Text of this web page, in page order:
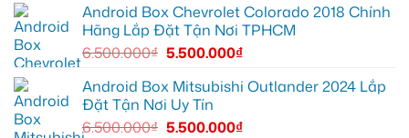
ánh
sáng
tốt
hơn
XL7
tại
Quận
để
ghi
mọi
cung
đường
Android Box Chevrolet Colorado 2018 Chính
Hãng Lắp Đặt Tận Nơi TPHCM
6.500.000₫ 5.500.000₫
Android Box Mitsubishi Outlander 2024 Lắp
Đặt Tận Nơi Uy Tín
6.500.000₫ 5.500.000₫